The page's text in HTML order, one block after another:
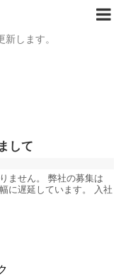
します。
して
ません。 弊社の募集は
に遅延しています。 入社